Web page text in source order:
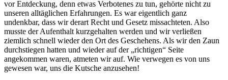
vor Entdeckung, denn etwas Verbotenes zu tun, gehörte nicht zu
unseren alltäglichen Erfahrungen. Es war eigentlich ganz
undenkbar, dass wir derart Recht und Gesetz missachteten. Also
musste der Aufenthalt kurzgehalten werden und wir verließen
ziemlich schnell wieder den Ort des Geschehens. Als wir den Zaun
durchstiegen hatten und wieder auf der richtigen
Seite
angekommen waren, atmeten wir auf. Wie verwegen es von uns
gewesen war, uns die Kutsche anzusehen!